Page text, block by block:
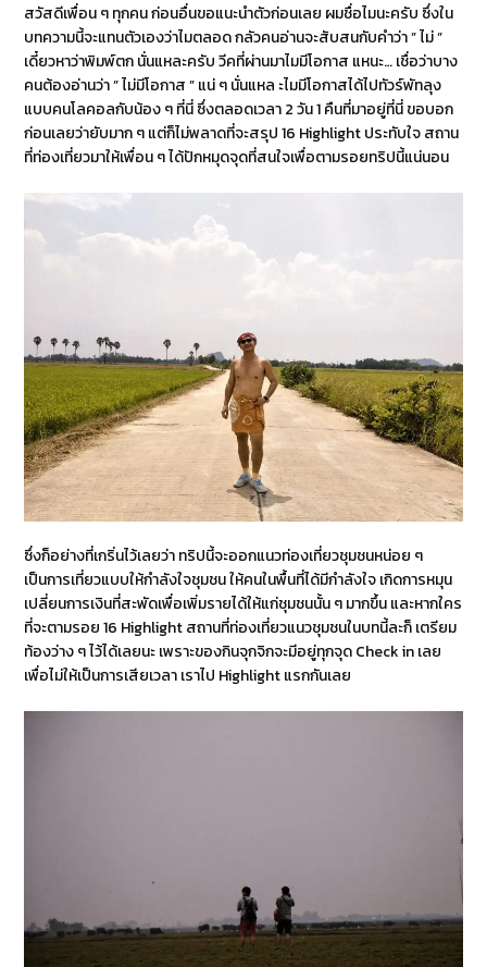
สวัสดีเพื่อน ๆ ทุกคน ก่อนอื่นขอแนะนำตัวก่อนเลย ผมชื่อไมนะครับ ซึ่งใน
บทความนี้จะแทนตัวเองว่าไมตลอด กลัวคนอ่านจะสับสนกับคำว่า ” ไม่ ”
เดี๋ยวหาว่าพิมพ์ตก นั่นแหละครับ วีคที่ผ่านมาไมมีโอกาส แหนะ… เชื่อว่าบาง
คนต้องอ่านว่า ” ไม่มีโอกาส ” แน่ ๆ นั่นแหล ะไมมีโอกาสได้ไปทัวร์พัทลุง
แบบคนโลคอลกับน้อง ๆ ที่นี่ ซึ่งตลอดเวลา 2 วัน 1 คืนที่มาอยู่ที่นี่ ขอบอก
ก่อนเลยว่ายับมาก ๆ แต่ก็ไม่พลาดที่จะสรุป 16 Highlight ประทับใจ สถาน
ที่ท่องเที่ยวมาให้เพื่อน ๆ ได้ปักหมุดจุดที่สนใจเพื่อตามรอยทริปนี้แน่นอน
ซึ่งก็อย่างที่เกริ่นไว้เลยว่า ทริปนี้จะออกแนวท่องเที่ยวชุมชนหน่อย ๆ
เป็นการเที่ยวแบบให้กำลังใจชุมชน ให้คนในพื้นที่ได้มีกำลังใจ เกิดการหมุน
เปลี่ยนการเงินที่สะพัดเพื่อเพิ่มรายได้ให้แก่ชุมชนนั้น ๆ มากขึ้น และหากใคร
ที่จะตามรอย 16 Highlight สถานที่ท่องเที่ยวแนวชุมชนในบทนี้ละก็ เตรียม
ท้องว่าง ๆ ไว้ได้เลยนะ เพราะของกินจุกจิกจะมีอยู่ทุกจุด Check in เลย
เพื่อไม่ให้เป็นการเสียเวลา เราไป Highlight แรกกันเลย